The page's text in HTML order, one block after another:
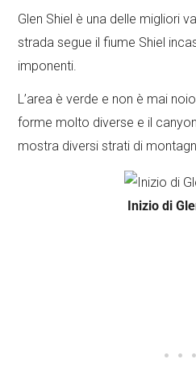
Glen Shiel è una delle migliori
strada segue il fiume Shiel
imponenti.
L’area è verde e non è mai
forme molto diverse e il
mostra diversi strati di
Inizio di